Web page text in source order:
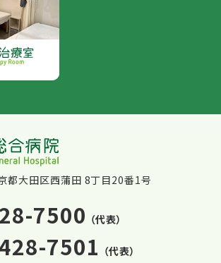
大田区西蒲田 8丁目20番1号
7500 （代表）
7501 （代表）